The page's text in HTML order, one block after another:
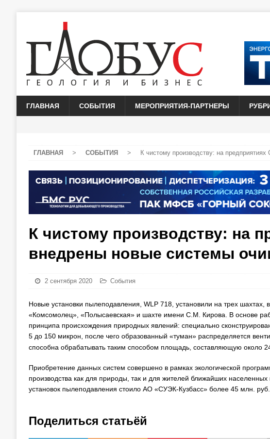
ГЛАВНАЯ СОБЫТИЯ МЕРОПРИЯТИЯ-ПАРТНЕРЫ
ГЛАВНАЯ > СОБЫТИЯ > К чистому производству: на
К чистому производству: на
внедрены новые системы
2 сентября 2020 События
Новые установки пылеподавления, WLP 718, установили на трех шахтах,
«Комсомолец», «Полысаевская» и шахте имени С.М. Кирова. В основе
принципа происхождения природных явлений: специально
5 до 150 микрон, после чего образованный «туман» распределяется
способна обрабатывать таким способом площадь, составляющую около
Приобретение данных систем совершено в рамках экологической
производства как для природы, так и для жителей ближайших
установок пылеподавления стоило АО «СУЭК-Кузбасс» более 45 млн. руб.
Поделиться статьёй